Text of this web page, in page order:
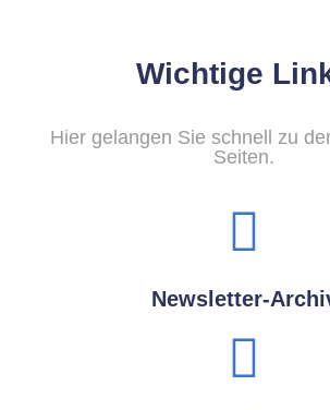
Wichtige
Hier gelangen Sie schnell zu
Seiten.
Newsletter-